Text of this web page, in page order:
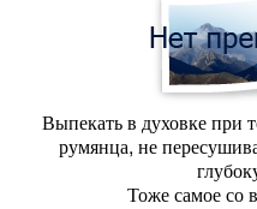
Выпекать в духовке при
румянца, не
Тоже самое со